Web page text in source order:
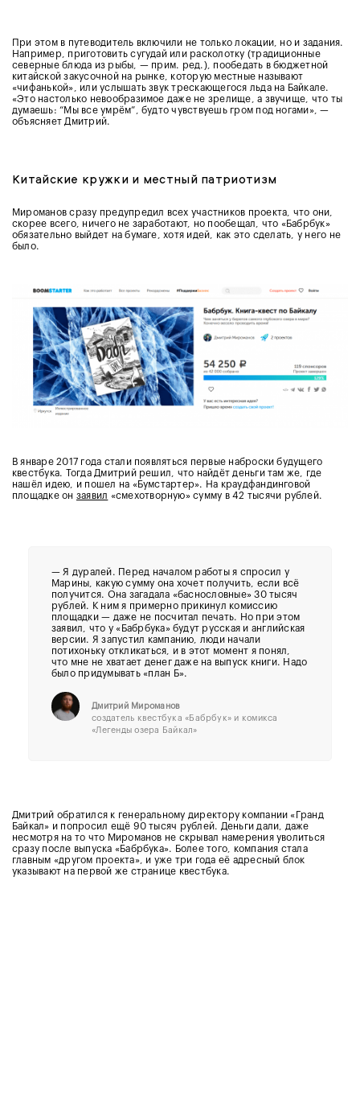
При этом в путеводитель включили не только локации, но и задания.
Например, приготовить сугудай или расколотку (традиционные
северные блюда из рыбы, — прим. ред.), пообедать в бюджетной
китайской закусочной на рынке, которую местные называют
«чифанькой», или услышать звук трескающегося льда на Байкале.
«Это настолько невообразимое даже не зрелище, а звучище, что ты
думаешь: “Мы все умрём”, будто чувствуешь гром под ногами», —
объясняет Дмитрий.
Китайские кружки и местный патриотизм
Мироманов сразу предупредил всех участников проекта, что они,
скорее всего, ничего не заработают, но пообещал, что «Бабрбук»
обязательно выйдет на бумаге, хотя идей, как это сделать, у него не
было.
В январе 2017 года стали появляться первые наброски будущего
квестбука. Тогда Дмитрий решил, что найдёт деньги там же, где
нашёл идею, и пошел на «Бумстартер». На краудфандинговой
площадке он заявил «смехотворную» сумму в 42 тысячи рублей.
— Я дуралей. Перед началом работы я спросил у
Марины, какую сумму она хочет получить, если всё
получится. Она загадала «баснословные» 30 тысяч
рублей. К ним я примерно прикинул комиссию
площадки — даже не посчитал печать. Но при этом
заявил, что у «Бабрбука» будут русская и английская
версии. Я запустил кампанию, люди начали
потихоньку откликаться, и в этот момент я понял,
что мне не хватает денег даже на выпуск книги. Надо
было придумывать «план Б».
Дмитрий Мироманов
создатель квестбука «Бабрбук» и комикса
«Легенды озера Байкал»
Дмитрий обратился к генеральному директору компании «Гранд
Байкал» и попросил ещё 90 тысяч рублей. Деньги дали, даже
несмотря на то что Мироманов не скрывал намерения уволиться
сразу после выпуска «Бабрбука». Более того, компания стала
главным «другом проекта», и уже три года её адресный блок
указывают на первой же странице квестбука.